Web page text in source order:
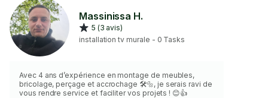
Massinissa H.
5 (3 avis)
installation tv murale - 0 Tasks
Avec 4 ans d’expérience en montage de meubles,
bricolage, perçage et accrochage 🛠️🔩, je serais ravi de
vous rendre service et faciliter vos projets ! 😊👍